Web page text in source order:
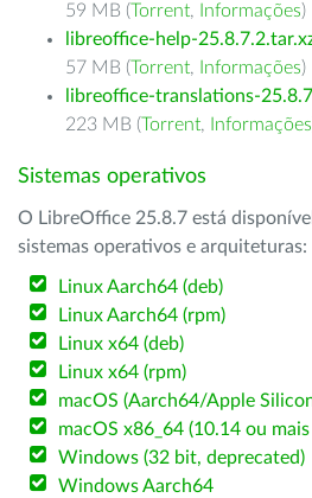
59 MB (Torrent, Informações)
libreoffice-help-
57 MB (Torrent, Informações)
libreoffice-translations-
223 MB (Torrent, Informações
Sistemas operativos
O LibreOffice 25.8.7 está
sistemas operativos e arquiteturas:
Linux Aarch64 (deb)
Linux Aarch64 (rpm)
Linux x64 (deb)
Linux x64 (rpm)
macOS (Aarch64/Apple
macOS x86_64 (10.14 ou
Windows (32 bit, deprecated)
Windows Aarch64